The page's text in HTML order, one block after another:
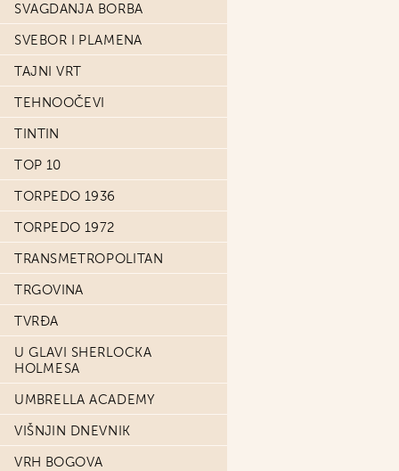
SVAGDANJA BORBA
SVEBOR I PLAMENA
TAJNI VRT
TEHNOOČEVI
TINTIN
TOP 10
TORPEDO 1936
TORPEDO 1972
TRANSMETROPOLITAN
TRGOVINA
TVRĐA
U GLAVI SHERLOCKA
HOLMESA
UMBRELLA ACADEMY
VIŠNJIN DNEVNIK
VRH BOGOVA